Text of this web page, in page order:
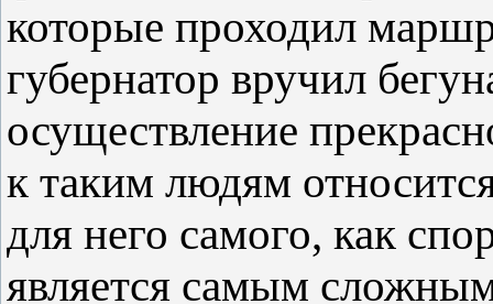
которые проходил
губернатор вручил
осуществление
к таким людям
для него самого, как
является самым